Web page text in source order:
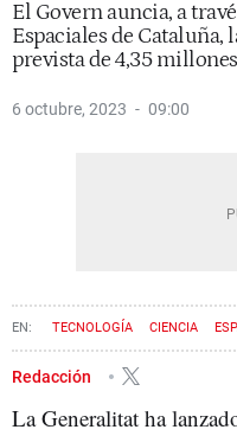
El Govern auncia, a
Espaciales de
prevista de 4,35
6 octubre, 2023 09:00
TECNOLOGÍA CIENCIA
Redacción
La Generalitat ha